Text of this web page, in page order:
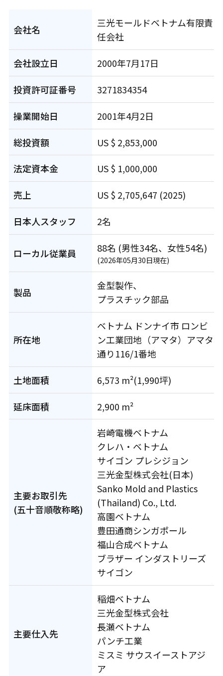
会社名
三光モールドベトナム有限責
任会社
会社設立日 2000年7月17日
投資許可証番号 3271834354
操業開始日 2001年4月2日
総投資額 US $ 2,853,000
法定資本金 US $ 1,000,000
売上 US $ 2,705,647 (2025)
日本人スタッフ 2名
ローカル従業員 88名 (男性34名、女性54名)
(2026年05月30日現在)
製品
金型製作、
プラスチック部品
所在地
ベトナム ドンナイ市 ロンビ
ン工業団地（アマタ） アマタ
通り116/1番地
土地面積 6,573 m²(1,990坪)
延床面積 2,900 m²
主要お取引先
(五十音順敬称略)
岩崎電機ベトナム
クレハ・ベトナム
サイゴン プレシジョン
三光金型株式会社(日本)
Sanko Mold and Plastics
(Thailand) Co., Ltd.
高園ベトナム
豊田通商シンガポール
福山合成ベトナム
ブラザー インダストリーズ
サイゴン
主要仕入先
稲畑ベトナム
三光金型株式会社
⻑瀬ベトナム
パンチ工業
ミスミ サウスイーストアジ
ア